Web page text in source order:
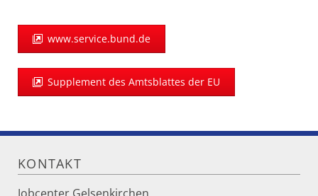
www.service.bund.de
Supplement des Amtsblattes der EU
KONTAKT